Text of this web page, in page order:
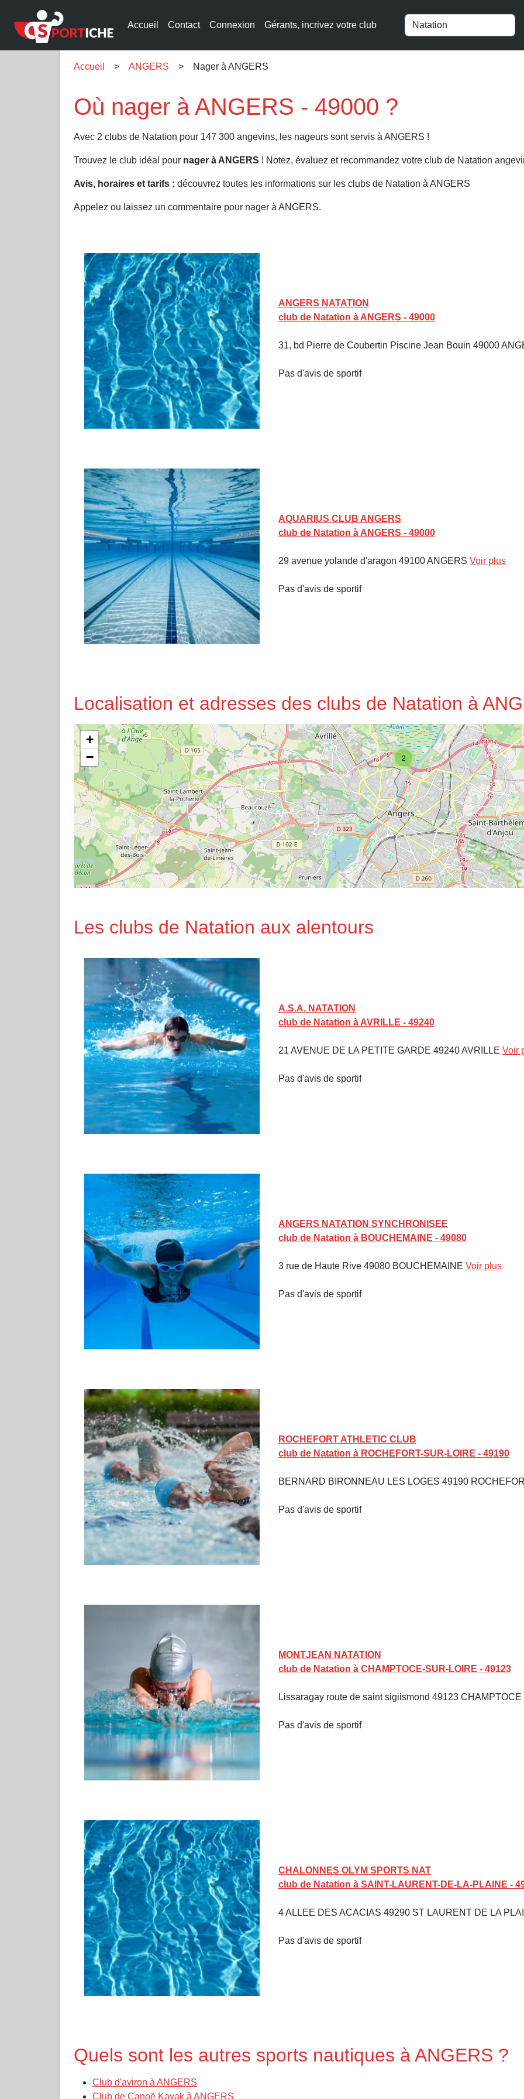
Accueil Contact Connexion Gérants, incrivez votre club
Accueil ANGERS Nager à ANGERS
Où nager à ANGERS - 49000 ?
Avec 2 clubs de Natation pour 147 300 angevins, les nageurs sont servis à ANGERS !
Trouvez le club idéal pour nager à ANGERS ! Notez, évaluez et recommandez votre club de Natation
Avis, horaires et tarifs : découvrez toutes les informations sur les clubs de Natation à ANGERS
Appelez ou laissez un commentaire pour nager à ANGERS.
ANGERS NATATION
club de Natation à ANGERS - 49000
31, bd Pierre de Coubertin Piscine Jean Bouin 49000
Pas d'avis de sportif
AQUARIUS CLUB ANGERS
club de Natation à ANGERS - 49000
29 avenue yolande d'aragon 49100 ANGERS Voir plus
Pas d'avis de sportif
Localisation et adresses des clubs de Natation à
2
+
−
Les clubs de Natation aux alentours
A.S.A. NATATION
club de Natation à AVRILLE - 49240
21 AVENUE DE LA PETITE GARDE 49240 AVRILLE Voir
Pas d'avis de sportif
ANGERS NATATION SYNCHRONISEE
club de Natation à BOUCHEMAINE - 49080
3 rue de Haute Rive 49080 BOUCHEMAINE Voir plus
Pas d'avis de sportif
ROCHEFORT ATHLETIC CLUB
club de Natation à ROCHEFORT-SUR-LOIRE - 49190
BERNARD BIRONNEAU LES LOGES 49190
Pas d'avis de sportif
MONTJEAN NATATION
club de Natation à CHAMPTOCE-SUR-LOIRE - 49123
Lissaragay route de saint sigiismond 49123
Pas d'avis de sportif
CHALONNES OLYM SPORTS NAT
club de Natation à SAINT-LAURENT-DE-LA-PLAINE -
4 ALLEE DES ACACIAS 49290 ST LAURENT DE LA
Pas d'avis de sportif
Quels sont les autres sports nautiques à ANGERS ?
Club d'aviron à ANGERS
Club de Canoë Kayak à ANGERS